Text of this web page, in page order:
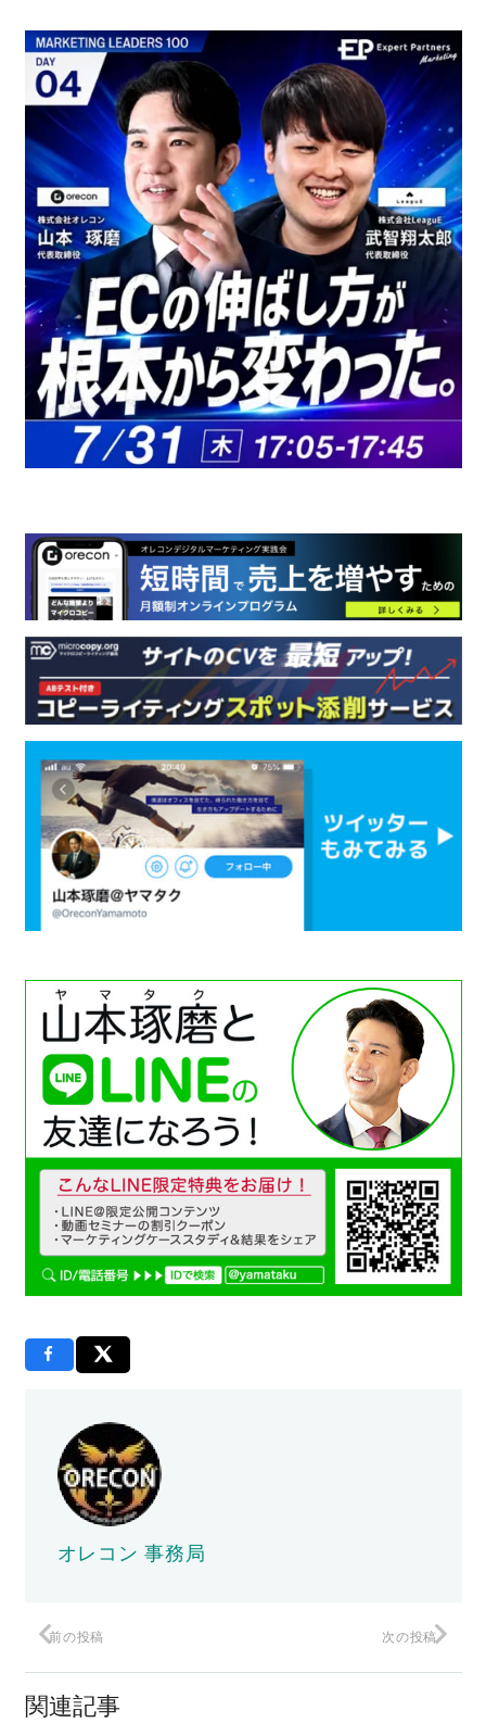
オレコン 事務局
前の投稿 次の投稿
関連記事